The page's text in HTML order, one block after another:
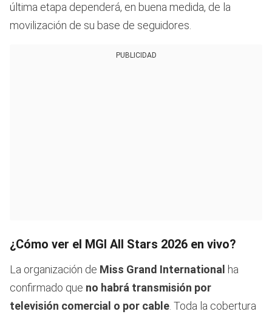
última etapa dependerá, en buena medida, de la
movilización de su base de seguidores.
PUBLICIDAD
¿Cómo ver el MGI All Stars 2026 en vivo?
La organización de Miss Grand International ha
confirmado que no habrá transmisión por
televisión comercial o por cable. Toda la cobertura